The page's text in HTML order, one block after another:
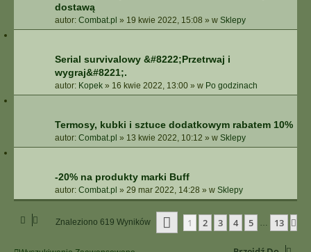
dostawą
autor: Combat.pl » 19 kwie 2022, 15:08 » w Sklepy
Serial survivalowy &#8222;Przetrwaj i
wygraj&#8221;.
autor: Kopek » 16 kwie 2022, 13:00 » w Po godzinach
Termosy, kubki i sztuce dodatkowym rabatem 10%
autor: Combat.pl » 13 kwie 2022, 10:12 » w Sklepy
-20% na produkty marki Buff
autor: Combat.pl » 29 mar 2022, 14:28 » w Sklepy
Znaleziono 619 Wyników Strona1Z13
1 2 3 4 5 13